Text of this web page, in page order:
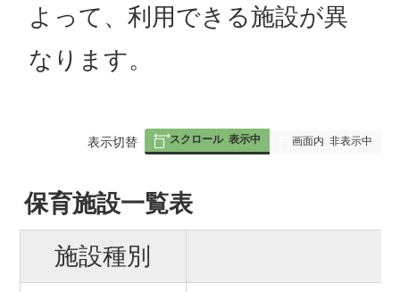
よって、利用できる施設が異
なります。
表
み
の
表示切替 スクロール 表示中 画面内 非表示中
保育施設一覧表
施設種別